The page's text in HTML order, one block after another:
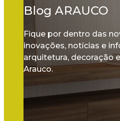
Blog ARAUCO
Fique por dentro das
inovações, notícias e
arquitetura, decoração
Arauco.